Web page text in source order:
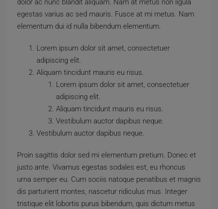
dolor ac nunc blandit aliquam. Nam at metus non ligula
egestas varius ac sed mauris. Fusce at mi metus. Nam
elementum dui id nulla bibendum elementum.
Lorem ipsum dolor sit amet, consectetuer
adipiscing elit.
Aliquam tincidunt mauris eu risus.
Lorem ipsum dolor sit amet, consectetuer
adipiscing elit.
Aliquam tincidunt mauris eu risus.
Vestibulum auctor dapibus neque.
Vestibulum auctor dapibus neque.
Proin sagittis dolor sed mi elementum pretium. Donec et
justo ante. Vivamus egestas sodales est, eu rhoncus
urna semper eu. Cum sociis natoque penatibus et magnis
dis parturient montes, nascetur ridiculus mus. Integer
tristique elit lobortis purus bibendum, quis dictum metus